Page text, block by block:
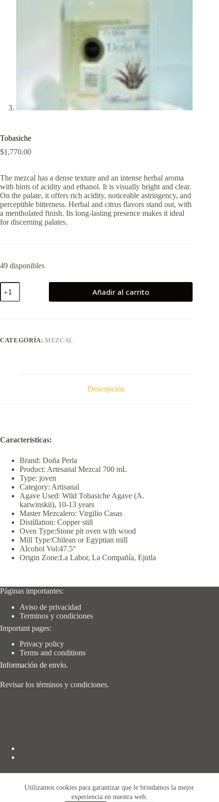
Utilizamos cookies para garantizar que le brindamos la mejor
experiencia en nuestra web.
Tobasiche
$1,770.00
The mezcal has a dense texture and an intense herbal aroma
with hints of acidity and ethanol. It is visually bright and clear.
On the palate, it offers rich acidity, noticeable astringency, and
perceptible bitterness. Herbal and citrus flavors stand out, with
a mentholated finish. Its long-lasting presence makes it ideal
for discerning palates.
49 disponibles
Tobasiche
cantidad
Añadir al carrito
CATEGORÍA:MEZCAL
Descripción
Características:
Brand: Doña Perla
Product: Artesanal Mezcal 700 mL
Type: joven
Category: Artisanal
Agave Used: Wild Tobasiche Agave (A.
karwinskii), 10-13 years
Master Mezcalero: Virgilio Casas
Distillation: Copper still
Oven Type:Stone pit oven with wood
Mill Type:Chilean or Egyptian mill
Alcohol Vol:47.5°
Origin Zone:La Labor, La Compañía, Ejutla
Páginas importantes:
Aviso de privacidad
Terminos y condiciones
Important pages:
Privacy policy
Terms and conditions
Información de envío.
Revisar los términos y condiciones.
Contáctanos